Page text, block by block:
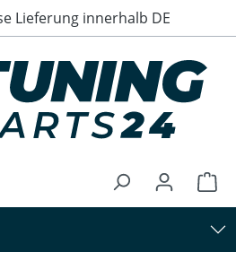
Lieferung innerhalb DE